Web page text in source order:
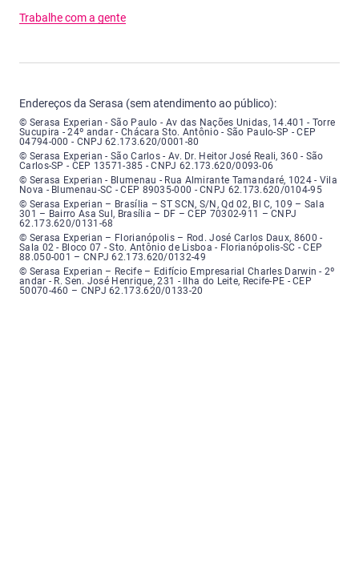
Trabalhe com a gente
Endereços da Serasa (sem atendimento ao público):
Serasa Experian - São Paulo - Endereço: Avenida das Nações Unidas,
© Serasa Experian - São Paulo - Av das Nações Unidas, 14.401 - Torre
Sucupira - 24º andar - Chácara Sto. Antônio - São Paulo-SP - CEP
04794-000 - CNPJ 62.173.620/0001-80
Serasa Experian - São Carlos - Endereço: Avenida Doutor Heitor José
© Serasa Experian - São Carlos - Av. Dr. Heitor José Reali, 360 - São
Carlos-SP - CEP 13571-385 - CNPJ 62.173.620/0093-06
Serasa Experian - Blumenau - Endereço: Rua Almirante Tamandaré,
© Serasa Experian - Blumenau - Rua Almirante Tamandaré, 1024 - Vila
Nova - Blumenau-SC - CEP 89035-000 - CNPJ 62.173.620/0104-95
Serasa Experian - Brasília, Endereço: Setor Comercial Norte, sem
© Serasa Experian – Brasília – ST SCN, S/N, Qd 02, Bl C, 109 – Sala
301 – Bairro Asa Sul, Brasília – DF – CEP 70302-911 – CNPJ
62.173.620/0131-68
Serasa Experian - Florianópolis, Endereço: Rodovia José Carlos, número
© Serasa Experian – Florianópolis – Rod. José Carlos Daux, 8600 -
Sala 02 - Bloco 07 - Sto. Antônio de Lisboa - Florianópolis-SC - CEP
88.050-001 – CNPJ 62.173.620/0132-49
Serasa Experian - Recife, Endereço: Edifício Empresarial Charles Darwin,
© Serasa Experian – Recife – Edifício Empresarial Charles Darwin - 2º
andar - R. Sen. José Henrique, 231 - Ilha do Leite, Recife-PE - CEP
50070-460 – CNPJ 62.173.620/0133-20